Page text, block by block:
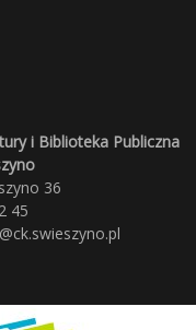
i Biblioteka Publiczna
36
45